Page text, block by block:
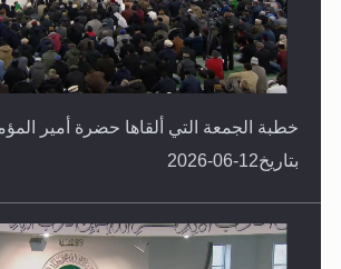
خطبة الجمعة التي ألقاها حضرة أمير
بتاريخ12-06-2026